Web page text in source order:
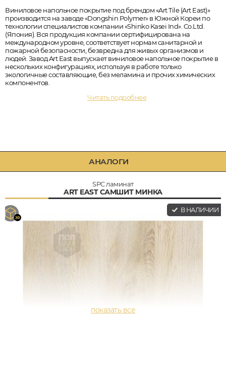
Виниловое напольное покрытие под брендом «Art Tile (Art East)»
производится на заводе «Dongshin Polymer» в Южной Кореи по
технологии специалистов компании «Shinko Kasei Ind». Co.Ltd.
(Япония). Вся продукция компании сертифицирована на
международном уровне, соответствует нормам санитарной и
пожарной безопасности, безвредна для живых организмов и
людей. Завод Art East выпускает виниловое напольное покрытие в
нескольких конфигурациях, используя в работе только
экологичные составляющие, без меламина и прочих химических
компонентов.
Читать подробнее
АНАЛОГИ
SPC ламинат
ART EAST САМШИТ МИНКА
В НАЛИЧИИ